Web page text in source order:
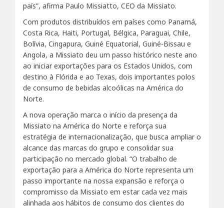
país”, afirma Paulo Missiatto, CEO da Missiato.
Com produtos distribuídos em países como Panamá,
Costa Rica, Haiti, Portugal, Bélgica, Paraguai, Chile,
Bolívia, Cingapura, Guiné Equatorial, Guiné-Bissau e
Angola, a Missiato deu um passo histórico neste ano
ao iniciar exportações para os Estados Unidos, com
destino à Flórida e ao Texas, dois importantes polos
de consumo de bebidas alcoólicas na América do
Norte.
A nova operação marca o início da presença da
Missiato na América do Norte e reforça sua
estratégia de internacionalização, que busca ampliar o
alcance das marcas do grupo e consolidar sua
participação no mercado global. “O trabalho de
exportação para a América do Norte representa um
passo importante na nossa expansão e reforça o
compromisso da Missiato em estar cada vez mais
alinhada aos hábitos de consumo dos clientes do